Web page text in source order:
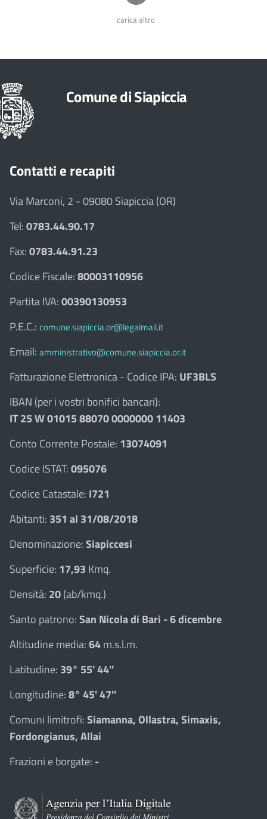
carica altro
Comune di Siapiccia
Contatti e recapiti
Via Marconi, 2 - 09080 Siapiccia (OR)
Tel:0783.44.90.17
Fax:0783.44.91.23
Codice Fiscale:80003110956
Partita IVA:00390130953
P.E.C.: comune.siapiccia.or@legalmail.it
Email: amministrativo@comune.siapiccia.or.it
Fatturazione Elettronica - Codice IPA: UF3BLS
IBAN (per i vostri bonifici bancari):
IT 25 W 01015 88070 0000000 11403
Conto Corrente Postale: 13074091
Codice ISTAT:095076
Codice Catastale: I721
Abitanti: 351 al 31/08/2018
Denominazione:Siapiccesi
Superficie: 17,93 Kmq.
Densità: 20(ab/kmq.)
Santo patrono:San Nicola di Bari - 6 dicembre
Altitudine media:64m.s.l.m.
Latitudine: 39° 55' 44''
Longitudine:8° 45' 47''
Comuni limitrofi:Siamanna, Ollastra, Simaxis,
Fordongianus, Allai
Frazioni e borgate: -